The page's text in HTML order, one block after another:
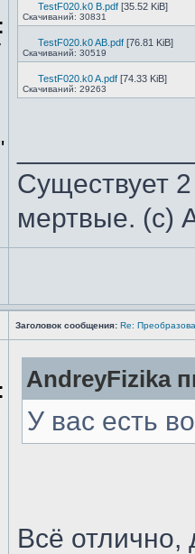
TestF020.k0 B.pdf [35.52 KiB]
Скачиваний: 30831
TestF020.k0 AB.pdf [76.81 KiB]
Скачиваний: 30519
TestF020.k0 A.pdf [74.33 KiB]
Скачиваний: 29263
Существует
мертвые. (с)
Заголовок сообщения: Re:
AndreyFizika
У вас есть
Всё отлично,